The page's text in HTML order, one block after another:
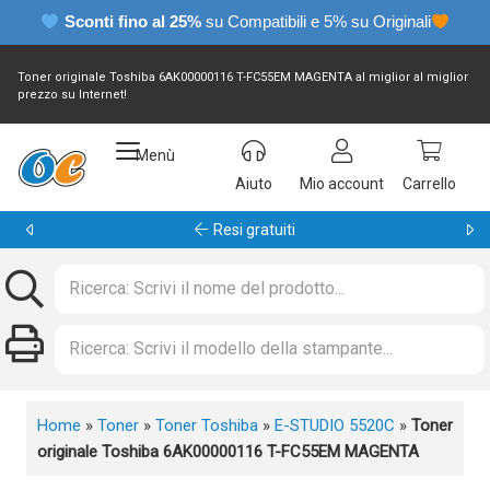
Sconti fino al 25% su Compatibili e 5% su Originali
Toner originale Toshiba 6AK00000116 T-FC55EM MAGENTA al miglior al miglior
prezzo su Internet!
Menù
Aiuto
Mio account Carrello
Garanzia 24 mesi
Home » Toner » Toner Toshiba » E-STUDIO 5520C » Toner
originale Toshiba 6AK00000116 T-FC55EM MAGENTA